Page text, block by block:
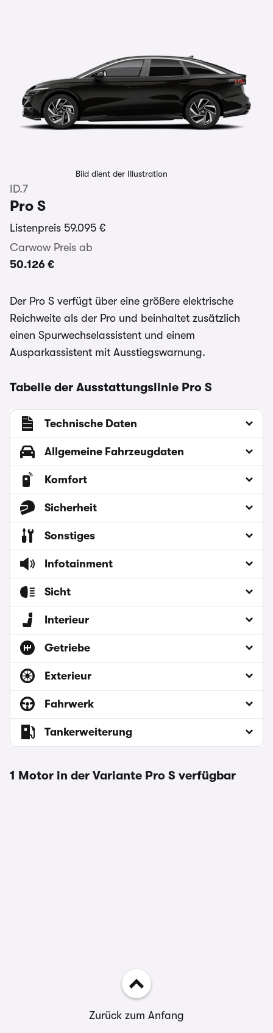
Bild dient der Illustration
ID.7
Pro S
Listenpreis 59.095 €
Carwow Preis ab
50.126 €
Der Pro S verfügt über eine größere elektrische
Reichweite als der Pro und beinhaltet zusätzlich
einen Spurwechselassistent und einem
Ausparkassistent mit Ausstiegswarnung.
Tabelle der Ausstattungslinie Pro S
Technische Daten
Allgemeine Fahrzeugdaten
Komfort
Sicherheit
Sonstiges
Infotainment
Sicht
Interieur
Getriebe
Exterieur
Fahrwerk
Tankerweiterung
1 Motor in der Variante Pro S verfügbar
Zurück zum Anfang